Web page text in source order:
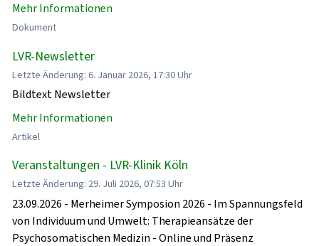
Mehr Informationen
Dokument
LVR-Newsletter
Letzte Änderung: 6. Januar 2026, 17:30 Uhr
Bildtext Newsletter
Mehr Informationen
Artikel
Veranstaltungen - LVR-Klinik Köln
Letzte Änderung: 29. Juli 2026, 07:53 Uhr
23.09.2026 - Merheimer Symposion 2026 - Im Spannungsfeld
von Individuum und Umwelt: Therapieansätze der
Psychosomatischen Medizin - Online und Präsenz